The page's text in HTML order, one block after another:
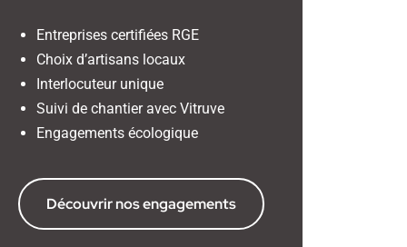
Entreprises certifiées RGE
Choix d’artisans locaux
Interlocuteur unique
Suivi de chantier avec Vitruve
Engagements écologique
Découvrir nos engagements